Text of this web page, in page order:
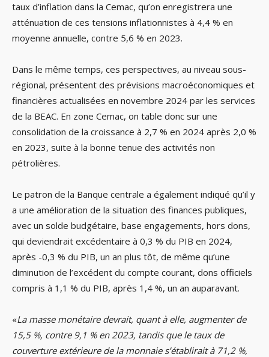
taux d’inflation dans la Cemac, qu’on enregistrera une
atténuation de ces tensions inflationnistes à 4,4 % en
moyenne annuelle, contre 5,6 % en 2023.
Dans le même temps, ces perspectives, au niveau sous-
régional, présentent des prévisions macroéconomiques et
financières actualisées en novembre 2024 par les services
de la BEAC. En zone Cemac, on table donc sur une
consolidation de la croissance à 2,7 % en 2024 après 2,0 %
en 2023, suite à la bonne tenue des activités non
pétrolières.
Le patron de la Banque centrale a également indiqué qu’il y
a une amélioration de la situation des finances publiques,
avec un solde budgétaire, base engagements, hors dons,
qui deviendrait excédentaire à 0,3 % du PIB en 2024,
après -0,3 % du PIB, un an plus tôt, de même qu’une
diminution de l’excédent du compte courant, dons officiels
compris à 1,1 % du PIB, après 1,4 %, un an auparavant.
«La masse monétaire devrait, quant à elle, augmenter de
15,5 %, contre 9,1 % en 2023, tandis que le taux de
couverture extérieure de la monnaie s’établirait à 71,2 %,